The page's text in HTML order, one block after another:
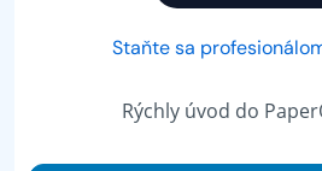
Staňte sa
Rýchly úvod do